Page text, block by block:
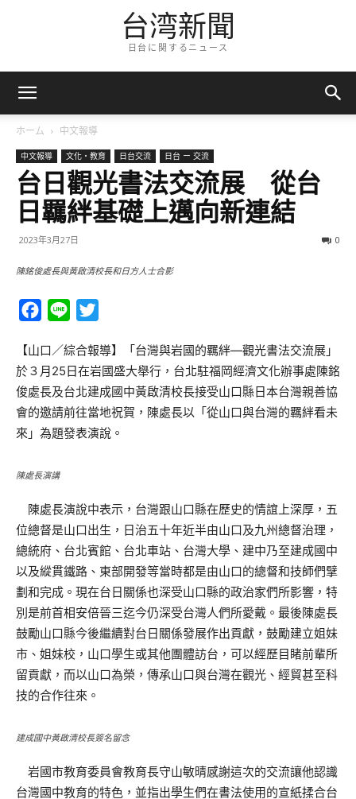
台湾新聞
日台に関するニュース
ホーム 中文報導
中文報導 文化・教育 日台交流 日台 ー 交流
台日觀光書法交流展 從台
日羈絆基礎上邁向新連結
2023年3月27日 0
陳銘俊處長與黃啟清校長和日方人士合影
Facebook
Line
【山口／綜合報導】「台灣與岩國的羈絆—觀光書法交流展」
於３月25日在岩國盛大舉行，台北駐福岡經濟文化辦事處陳銘
俊處長及台北建成國中黃啟清校長接受山口縣日本台灣親善協
會的邀請前往當地祝賀，陳處長以「從山口與台灣的羈絆看未
來」為題發表演說。
陳處長演講
陳處長演說中表示，台灣跟山口縣在歷史的情誼上深厚，五
位總督是山口出生，日治五十年近半由山口及九州總督治理，
總統府、台北賓館、台北車站、台灣大學、建中乃至建成國中
以及縱貫鐵路、東部開發等當時都是由山口的總督和技師們擘
劃和完成。現在台日關係也深受山口縣的政治家們所影響，特
別是前首相安倍晉三迄今仍深受台灣人們所愛戴。最後陳處長
鼓勵山口縣今後繼續對台日關係發展作出貢獻，鼓勵建立姐妹
市、姐妹校，山口學生或其他團體訪台，可以經歷目睹前輩所
留貢獻，而以山口為榮，傳承山口與台灣在觀光、經貿甚至科
技的合作往來。
建成國中黃啟清校長簽名留念
岩國市教育委員會教育長守山敏晴感謝這次的交流讓他認識
台灣國中教育的特色，並指出學生們在書法使用的宣紙揉合台